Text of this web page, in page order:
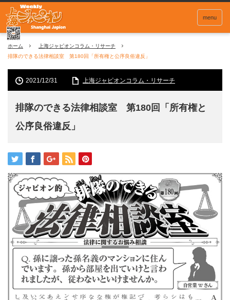
menu
ホーム
上海ジャピオンコラム・リサーチ
排隊のできる法律相談室 第180回「所有権と公序良俗違反」
2021/12/31 上海ジャピオンコラム・リサーチ
排隊のできる法律相談室 第180回「所有権と
公序良俗違反」